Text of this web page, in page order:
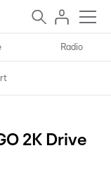
Radio
2K Drive